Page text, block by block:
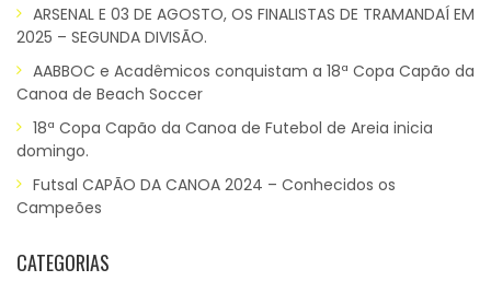
ARSENAL E 03 DE AGOSTO, OS FINALISTAS DE TRAMANDAÍ EM
2025 – SEGUNDA DIVISÃO.
AABBOC e Acadêmicos conquistam a 18ª Copa Capão da
Canoa de Beach Soccer
18ª Copa Capão da Canoa de Futebol de Areia inicia
domingo.
Futsal CAPÃO DA CANOA 2024 – Conhecidos os
Campeões
CATEGORIAS